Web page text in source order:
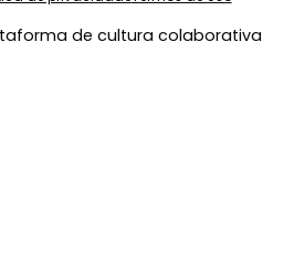
de cultura colaborativa